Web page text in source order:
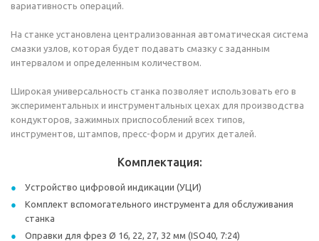
вариативность операций.
На станке установлена централизованная автоматическая система
смазки узлов, которая будет подавать смазку с заданным
интервалом и определенным количеством.
Широкая универсальность станка позволяет использовать его в
экспериментальных и инструментальных цехах для производства
кондукторов, зажимных приспособлений всех типов,
инструментов, штампов, пресс-форм и других деталей.
Комплектация:
Устройство цифровой индикации (УЦИ)
Комплект вспомогательного инструмента для обслуживания
станка
Оправки для фрез Ø 16, 22, 27, 32 мм (ISO40, 7:24)